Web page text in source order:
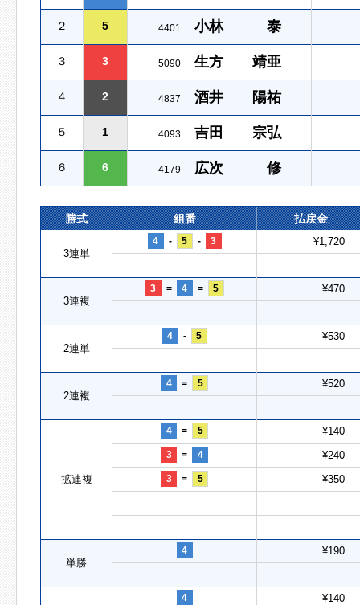
２ 5 4401 小林 泰
３ 3 5090 生方 靖亜
４ 2 4837 酒井 陽祐
５ 1 4093 吉田 宗弘
６ 6 4179 広次 修
勝式 組番 払戻金
3連単
4 - 5 - 3 ¥1,720
3連複
3 = 4 = 5 ¥470
2連単
4 - 5 ¥530
2連複
4 = 5 ¥520
拡連複
4 = 5 ¥140
3 = 4 ¥240
3 = 5 ¥350
単勝
4 ¥190
4 ¥140